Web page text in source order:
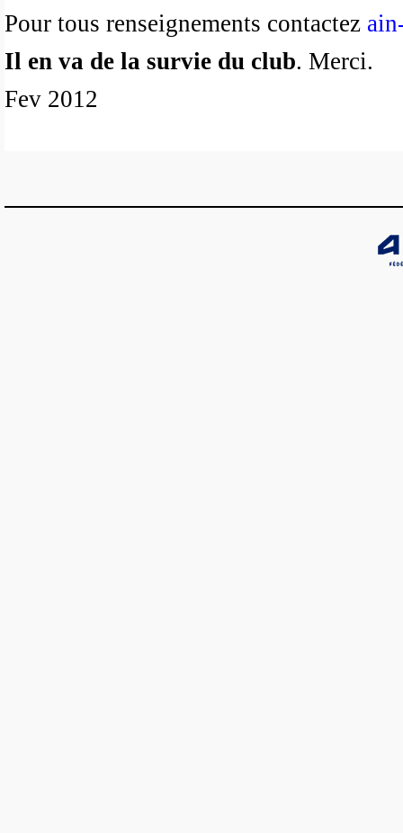
Pour tous renseignements contactez
Il en va de la survie du club. Merci.
Fev 2012